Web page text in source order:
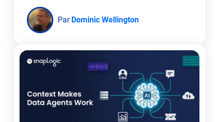
Par Dominic Wellington